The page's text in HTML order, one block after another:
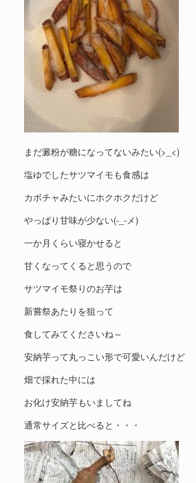
まだ澱粉が糖になってないみたい(>_<)
塩ゆでしたサツマイモも食感は
カボチャみたいにホクホクだけど
やっぱり甘味が少ない(-_-メ)
一か月くらい寝かせると
甘くなってくると思うので
サツマイモ祭りのお芋は
新嘗祭あたりを狙って
食してみてくださいね～
安納芋って丸っこい形で可愛いんだけど
畑で採れた中には
お化け安納芋もいましてね
通常サイズと比べると・・・